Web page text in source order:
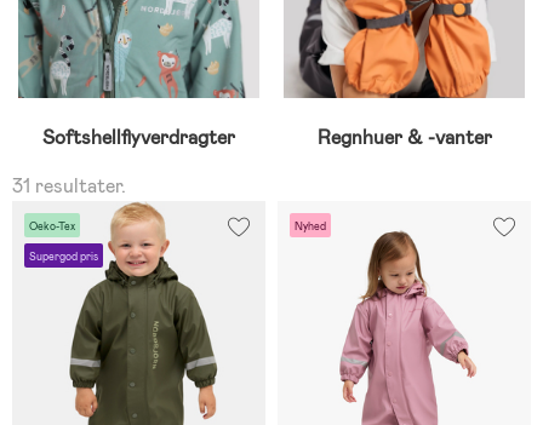
Softshellflyverdragter
Regnhuer & -vanter
31 resultater.
Oeko-Tex
Supergod pris
Nyhed